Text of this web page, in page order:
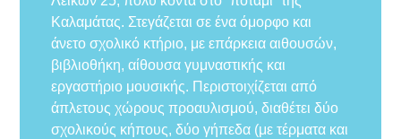
Καλαμάτας. Στεγάζεται σε ένα όμορφο και
άνετο σχολικό κτήριο, με επάρκεια αιθουσών,
βιβλιοθήκη, αίθουσα γυμναστικής και
εργαστήριο μουσικής. Περιστοιχίζεται από
άπλετους χώρους προαυλισμού, διαθέτει δύο
σχολικούς κήπους, δύο γήπεδα (με τέρματα και